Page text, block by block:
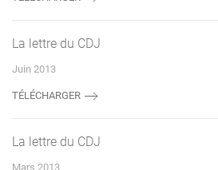
La lettre du CDJ
Juin 2013
TÉLÉCHARGER
La lettre du CDJ
Mars 2013